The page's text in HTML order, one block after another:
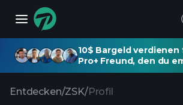
10$ Bargeld
Pro+ Freund, den du
Entdecken/ZSK/Profil